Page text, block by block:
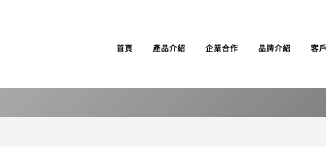
首頁 產品介紹 企業合作 品牌介紹 客